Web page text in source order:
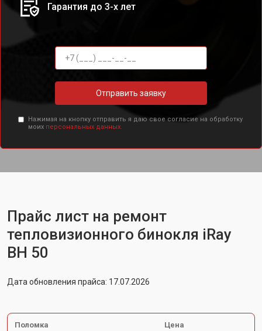
Гарантия до 3-х лет
Отправить заявку
Нажимая на кнопку отправить я даю свое согласие на обработку
моих персональных данных.
Прайс лист на ремонт
тепловизионного бинокля iRay
BH 50
Дата обновления прайса: 17.07.2026
Поломка Цена